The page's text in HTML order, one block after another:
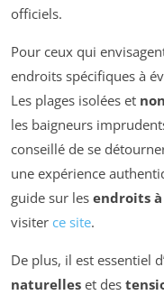
officiels.
Pour ceux qui
endroits spécifiques à
Les plages isolées et
les baigneurs
conseillé de se
une expérience
guide sur les endroits
visiter ce site.
De plus, il est essentiel
naturelles et des